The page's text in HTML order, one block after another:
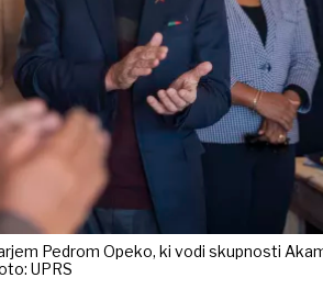
Pedrom Opeko, ki vodi skupnosti
UPRS